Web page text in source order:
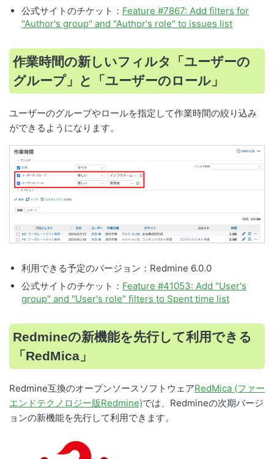
公式サイトのチケット： Feature #7867: Add filters for
"Author's group" and "Author's role" to issues list
作業時間の新しいフィルタ「ユーザーの
グループ」と「ユーザーのロール」
ユーザーのグループやロールを指定して作業時間の絞り込み
ができるようになります。
利用できる予定のバージョン：Redmine 6.0.0
公式サイトのチケット： Feature #41053: Add "User's
group" and "User's role" filters to Spent time list
Redmineの新機能を先行して利用できる
「RedMica」
Redmine互換のオープンソースソフトウェアRedMica (ファー
エンドテクノロジー版Redmine)では、Redmineの次期バージ
ョンの新機能を先行して利用できます。